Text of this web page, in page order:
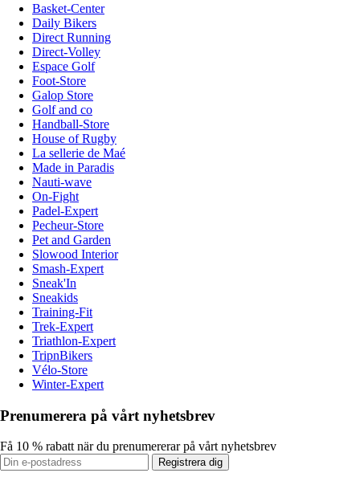
Basket-Center
Daily Bikers
Direct Running
Direct-Volley
Espace Golf
Foot-Store
Galop Store
Golf and co
Handball-Store
House of Rugby
La sellerie de Maé
Made in Paradis
Nauti-wave
On-Fight
Padel-Expert
Pecheur-Store
Pet and Garden
Slowood Interior
Smash-Expert
Sneak'In
Sneakids
Training-Fit
Trek-Expert
Triathlon-Expert
TripnBikers
Vélo-Store
Winter-Expert
Prenumerera på vårt nyhetsbrev
Få 10 % rabatt när du prenumererar på vårt nyhetsbrev
Registrera dig